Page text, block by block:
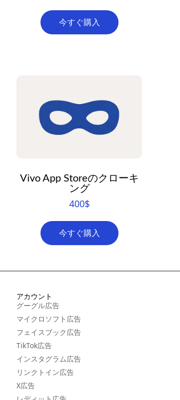
今すぐ購入
Vivo App Storeのクローキ
ング
400$
今すぐ購入
アカウント
グーグル広告
マイクロソフト広告
フェイスブック広告
TikTok広告
インスタグラム広告
リンクトイン広告
X広告